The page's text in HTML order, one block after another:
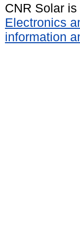
CNR Solar
Electronics
information